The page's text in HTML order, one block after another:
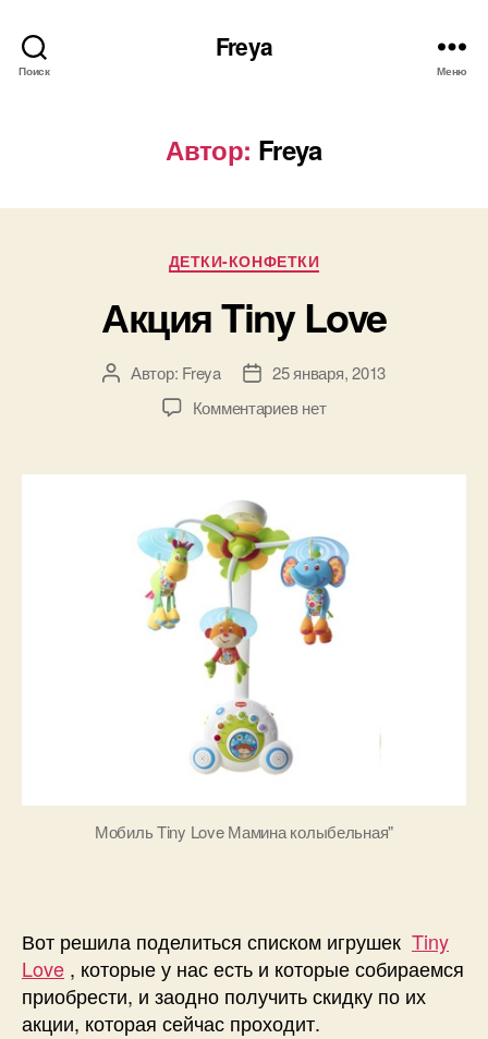
Поиск
Freya
Меню
Автор: Freya
Рубрики
ДЕТКИ-КОНФЕТКИ
Акция Tiny Love
АвторАвтор: Freya
Дата25 января, 2013
Комментариевк
Tiny
нет
Мобиль Tiny Love Мамина колыбельная"
Вот решила поделиться списком игрушек Tiny
Love , которые у нас есть и которые собираемся
приобрести, и заодно получить скидку по их
акции, которая сейчас проходит.